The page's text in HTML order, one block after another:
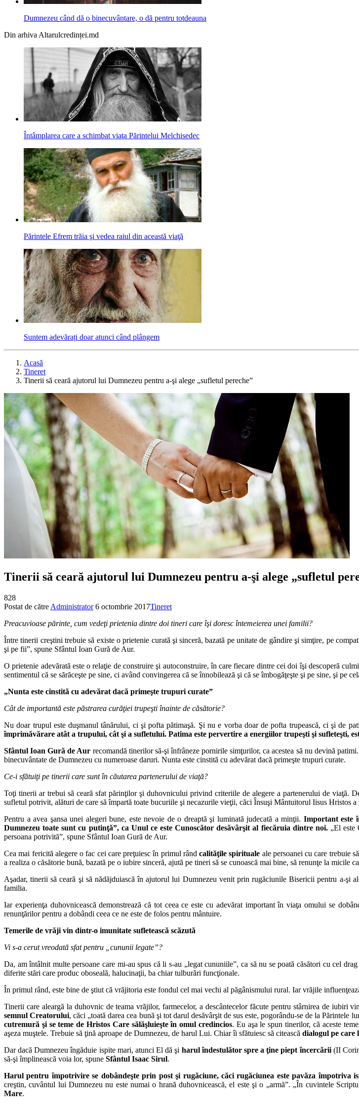
Dumnezeu când dă o binecuvântare, o dă pentru totdeauna
Din arhiva Altarulcredinței.md
Întâmplarea care a schimbat viaţa Părintelui Melchisedec
Părintele Efrem trăia şi vedea raiul din această viaţă
Suntem adevărați doar atunci când plângem
Acasă
Tineret
Tinerii să ceară ajutorul lui Dumnezeu pentru a-şi alege „sufletul pereche”
Tinerii să ceară ajutorul lui Dumnezeu pentru a-şi alege „sufletul
828
Postat de către Administrator 6 octombrie 2017Tineret
Preacuvioase părinte, cum vedeţi prietenia dintre doi tineri care îşi doresc întemeierea unei familii?
Între tinerii creştini trebuie să existe o prietenie curată şi sinceră, bazată pe unitate de gândire şi simţire, pe
şi pe fii”, spune Sfântul Ioan Gură de Aur.
O prietenie adevărată este o relaţie de construire şi autoconstruire, în care fiecare dintre cei doi îşi descoperă
sentimentul că se sărăceşte pe sine, ci având convingerea că se înnobilează şi că se îmbogăţeşte şi pe sine, şi pe
„Nunta este cinstită cu adevărat dacă primeşte trupuri curate”
Cât de importantă este păstrarea curăţiei trupeşti înainte de căsătorie?
Nu doar trupul este duşmanul tânărului, ci şi pofta pătimaşă. Şi nu e vorba doar de pofta trupească, ci şi de
împrimăvărare atât a trupului, cât şi a sufletului. Patima este pervertire a energiilor trupeşti şi sufleteşti,
Sfântul Ioan Gură de Aur recomandă tinerilor să-şi înfrâneze pornirile simţurilor, ca acestea să nu devină
binecuvântate de Dumnezeu cu numeroase daruri. Nunta este cinstită cu adevărat dacă primeşte trupuri curate.
Ce-i sfătuiţi pe tinerii care sunt în căutarea partenerului de viaţă?
Toţi tinerii ar trebui să ceară sfat părinţilor şi duhovnicului privind criteriile de alegere a partenerului de viaţă.
sufletul potrivit, alături de care să împartă toate bucuriile şi necazurile vieţii, căci Însuşi Mântuitorul Iisus Hristos
Pentru a avea şansa unei alegeri bune, este nevoie de o dreaptă şi luminată judecată a minţii. Important este
Dumnezeu toate sunt cu putinţă”, ca Unul ce este Cunoscător desăvârşit al fiecăruia dintre noi.„El este
persoana potrivită”, spune Sfântul Ioan Gură de Aur.
Cea mai fericită alegere o fac cei care preţuiesc în primul rândcalităţile spirituale ale persoanei cu care trebuie
a realiza o căsătorie bună, bazată pe o iubire sinceră, ajută pe tineri să se cunoască mai bine, să renunţe la micile
Aşadar, tinerii să ceară şi să nădăjduiască în ajutorul lui Dumnezeu venit prin rugăciunile Bisericii pentru a-şi
familia.
Iar experienţa duhovnicească demonstrează că tot ceea ce este cu adevărat important în viaţa omului se
renunţărilor pentru a dobândi ceea ce ne este de folos pentru mântuire.
Temerile de vrăji vin dintr-o imunitate sufletească scăzută
Vi s-a cerut vreodată sfat pentru „cununii legate”?
Da, am întâlnit multe persoane care mi-au spus că li s-au „legat cununiile”, ca să nu se poată căsători cu cel
diferite stări care produc oboseală, halucinaţii, ba chiar tulburări funcţionale.
În primul rând, este bine de ştiut că vrăjitoria este fondul cel mai vechi al păgânismului rural. Iar vrăjile
Tinerii care aleargă la duhovnic de teama vrăjilor, farmecelor, a descântecelor făcute pentru stârnirea de iubiri
semnul Creatorului, căci „toată darea cea bună şi tot darul desăvârşit de sus este, pogorându-se de la Părintele
cutremură şi se teme de Hristos Care sălăşluieşte în omul credincios. Eu aşa le spun tinerilor, că aceste
aşeza muştele. Trebuie să ţină aproape de Dumnezeu, de harul Lui. Chiar îi sfătuiesc să citească dialogul pe care
Dar dacă Dumnezeu îngăduie ispite mari, atunci El dă şi harul îndestulător spre a ţine piept încercării(II
să-şi împlinească voia lor, spune Sfântul Isaac Sirul.
Harul pentru împotrivire se dobândeşte prin post şi rugăciune, căci rugăciunea este pavăza
creştin, cuvântul lui Dumnezeu nu este numai o hrană duhovnicească, el este şi o „armă”. „În cuvintele
Mare.